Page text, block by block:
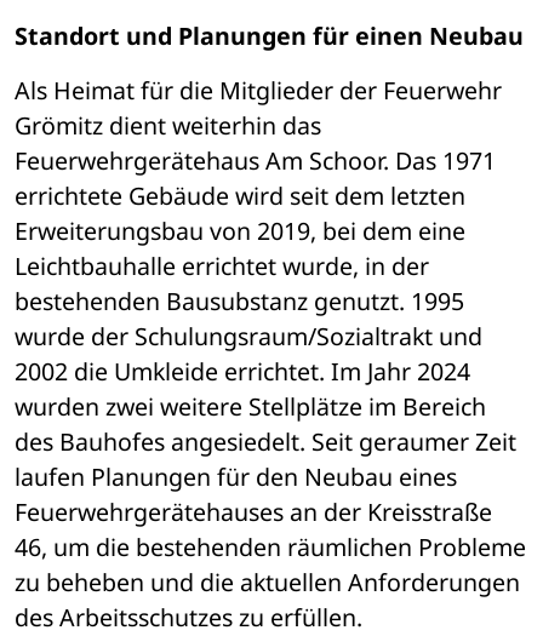
Standort und Planungen für einen Neubau
Als Heimat für die Mitglieder der Feuerwehr
Grömitz dient weiterhin das
Feuerwehrgerätehaus Am Schoor. Das 1971
errichtete Gebäude wird seit dem letzten
Erweiterungsbau von 2019, bei dem eine
Leichtbauhalle errichtet wurde, in der
bestehenden Bausubstanz genutzt. 1995
wurde der Schulungsraum/Sozialtrakt und
2002 die Umkleide errichtet. Im Jahr 2024
wurden zwei weitere Stellplätze im Bereich
des Bauhofes angesiedelt. Seit geraumer Zeit
laufen Planungen für den Neubau eines
Feuerwehrgerätehauses an der Kreisstraße
46, um die bestehenden räumlichen Probleme
zu beheben und die aktuellen Anforderungen
des Arbeitsschutzes zu erfüllen.